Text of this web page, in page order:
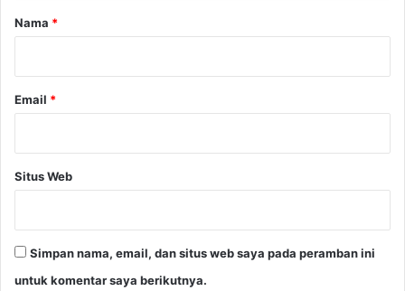
rNama *
Email *
Situs Web
Simpan nama, email, dan situs web saya pada peramban ini
untuk komentar saya berikutnya.